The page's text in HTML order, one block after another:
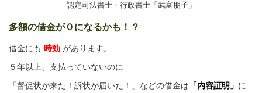
認定司法書士・行政書士「武富朋子」
多額の借金が０になるかも！？
借金にも 時効 があります。
５年以上、支払っていないのに
「督促状が来た！ 訴状が届いた！」などの借金は 「内容証明」 に